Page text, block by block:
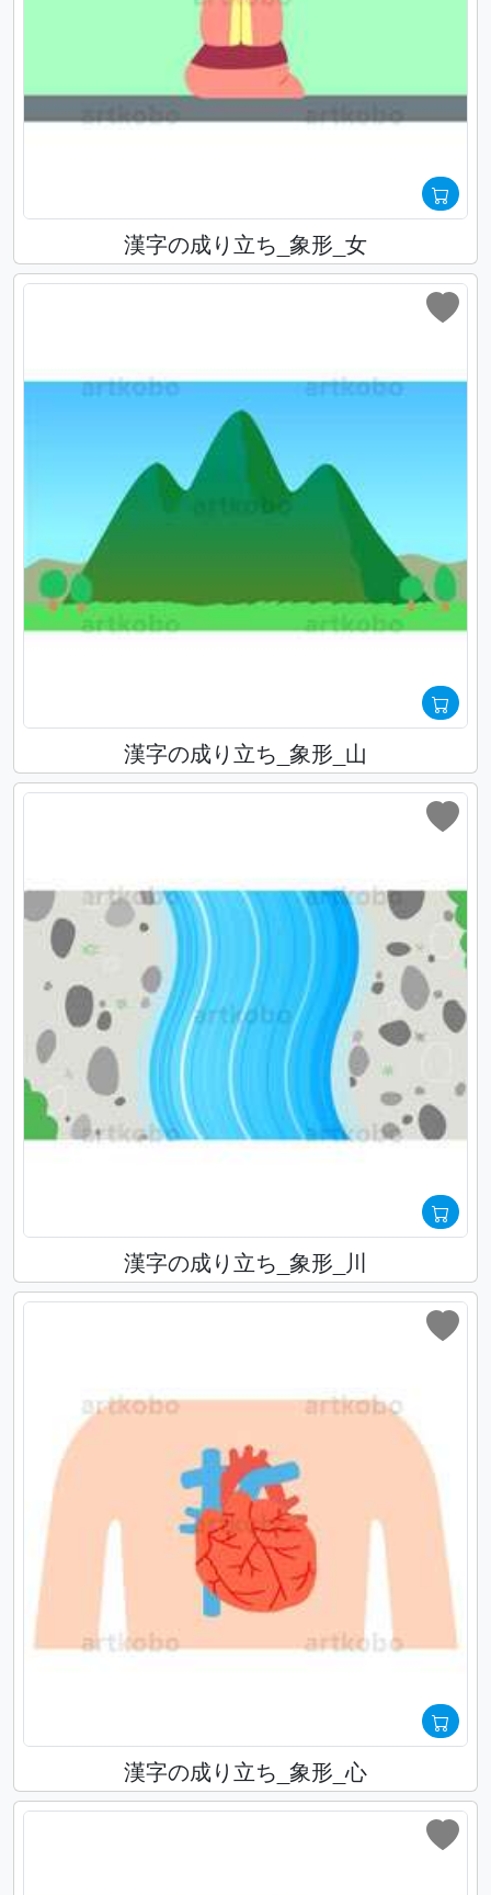
漢字の成り立ち_象形_女
漢字の成り立ち_象形_山
漢字の成り立ち_象形_川
漢字の成り立ち_象形_心